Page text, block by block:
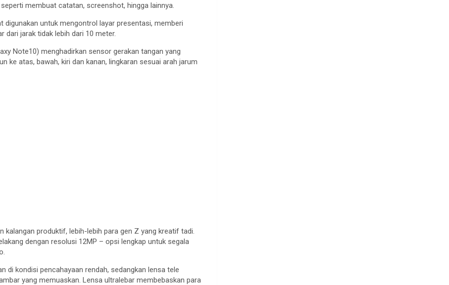
membuat catatan, screenshot, hingga lainnya.
digunakan untuk mengontrol layar presentasi, memberi
dari jarak tidak lebih dari 10 meter.
Note10) menghadirkan sensor gerakan tangan yang
ke atas, bawah, kiri dan kanan, lingkaran sesuai arah jarum
produktif, lebih-lebih para gen Z yang kreatif tadi.
dengan resolusi 12MP – opsi lengkap untuk segala
di kondisi pencahayaan rendah, sedangkan lensa tele
yang memuaskan. Lensa ultralebar membebaskan para